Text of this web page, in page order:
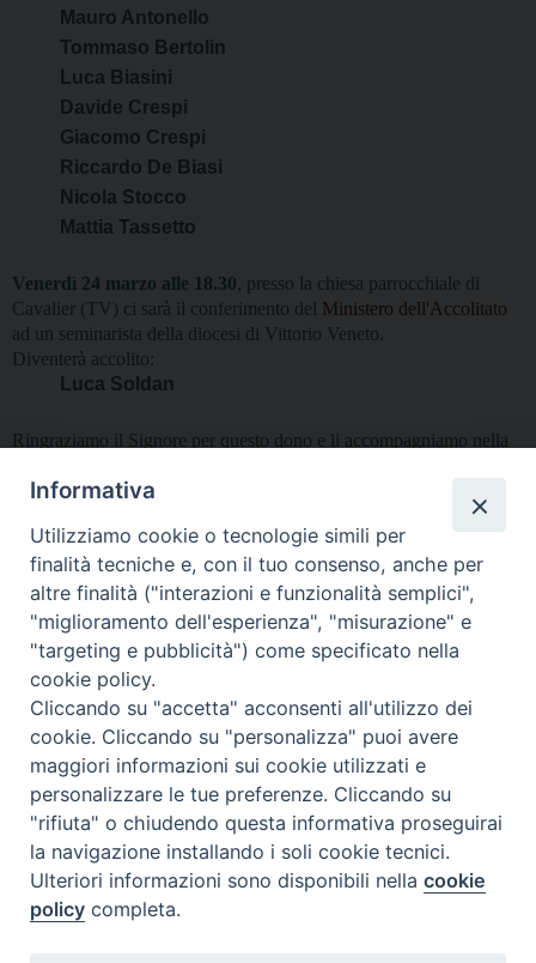
Mauro Antonello
Tommaso Bertolin
Luca Biasini
Davide Crespi
Giacomo Crespi
Riccardo De Biasi
Nicola Stocco
Mattia Tassetto
Venerdì 24 marzo alle 18.30, presso la chiesa parrocchiale di
Cavalier (TV) ci sarà il conferimento del Ministero dell'Accolitato
ad un seminarista della diocesi di Vittorio Veneto.
Diventerà accolito:
Luca Soldan
Ringraziamo il Signore per questo dono e li accompagniamo nella
Seminario Vescovile di Treviso
p.tta Benedetto XI, 2
31100 Treviso
Tel. 0422 324835
segreteria@itigt.it
Orario di segreteria
lunedì 17.30-19.30
martedì 17.30-19.30
mercoledì 17.30-19.30
giovedì 17.30-19.30
Informativa
Utilizziamo cookie o tecnologie simili per
finalità tecniche e, con il tuo consenso, anche per
altre finalità ("interazioni e funzionalità semplici",
"miglioramento dell'esperienza", "misurazione" e
"targeting e pubblicità") come specificato nella
cookie policy.
Cliccando su "accetta" acconsenti all'utilizzo dei
cookie. Cliccando su "personalizza" puoi avere
maggiori informazioni sui cookie utilizzati e
personalizzare le tue preferenze. Cliccando su
"rifiuta" o chiudendo questa informativa proseguirai
la navigazione installando i soli cookie tecnici.
Ulteriori informazioni sono disponibili nellacookie
policy completa.